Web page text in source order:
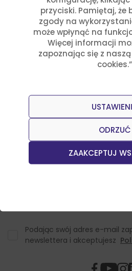
przyciski. Pamiętaj, że
zgody na
może wpłynąć na
Więcej informacji
zapoznając się z
cookies.”
ZAAKCEPTUJ
ODRZUĆ
Kultura i Historia Meksyku(10)
Potrawy i Gastronomia(11)
Święta Meksykańskie(7)
Święta w Polsce i Meksyku(3)
Dołącz do naszego
Otrzymuj informacje o
Podając swój adres e-mail
newslettera i akceptujesz